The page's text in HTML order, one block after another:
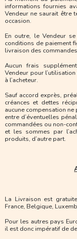
informations fournies
Vendeur ne saurait être
occasion.
En outre, le Vendeur
conditions de paiement
livraison des
Aucun frais
Vendeur pour
à l’acheteur.
Sauf accord exprès,
créances et dettes
aucune compensation
entre d’éventuelles
commandées ou non-
et les sommes par
produits, d’autre part.
La Livraison est
France, Belgique,
Pour les autres pays
il est donc impératif de